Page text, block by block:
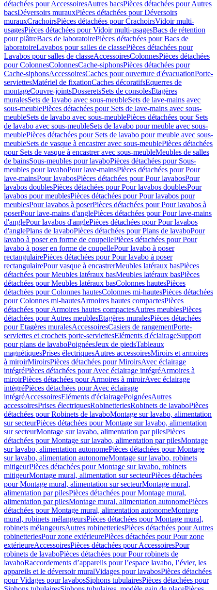
détachées pour AccessoiresAutres bacsPièces détachées pour Autres
bacsDéversoirs murauxPièces détachées pour Déversoirs
murauxCrachoirsPièces détachées pour CrachoirsVidoir multi-
usagesPièces détachées pour Vidoir multi-usagesBacs de rétention
pour plâtreBacs de laboratoirePièces détachées pour Bacs de
laboratoireLavabos pour salles de classePièces détachées pour
Lavabos pour salles de classeAccessoiresColonnesPièces détachées
pour ColonnesColonnesCache-siphonsPièces détachées pour
Cache-siphonsAccessoiresCaches pour ouverture d'évacuationPorte-
serviettesMatériel de fixationCaches décoratifsEquerres de
montageCouvre-jointsDosseretsSets de consolesEtagères
muralesSets de lavabo avec sous-meubleSets de lave-mains avec
sous-meublePièces détachées pour Sets de lave-mains avec sous-
meubleSets de lavabo avec sous-meublePièces détachées pour Sets
de lavabo avec sous-meubleSets de lavabo pour meuble avec sous-
meublePièces détachées pour Sets de lavabo pour meuble avec sous-
meubleSets de vasque à encastrer avec sous-meublePièces détachées
pour Sets de vasque à encastrer avec sous-meubleMeubles de salles
de bainsSous-meubles pour lavaboPièces détachées pour Sous-
meubles pour lavaboPour lave-mainsPièces détachées pour Pour
lave-mainsPour lavabosPièces détachées pour Pour lavabosPour
lavabos doublesPièces détachées pour Pour lavabos doublesPour
lavabos pour meublesPièces détachées pour Pour lavabos pour
meublesPour lavabos à poserPièces détachées pour Pour lavabos à
poserPour lave-mains d'anglePièces détachées pour Pour lave-mains
d'anglePour lavabos d'anglePièces détachées pour Pour lavabos
d'anglePlans de lavaboPièces détachées pour Plans de lavaboPour
lavabo à poser en forme de coupellePièces détachées pour Pour
lavabo à poser en forme de coupellePour lavabo à poser
rectangulairePièces détachées pour Pour lavabo à poser
rectangulairePour vasque à encastrerMeubles latéraux basPièces
détachées pour Meubles latéraux basMeubles latéraux basPièces
détachées pour Meubles latéraux basColonnes hautesPièces
détachées pour Colonnes hautesColonnes mi-hautesPièces détachées
pour Colonnes mi-hautesArmoires hautes compactesPièces
détachées pour Armoires hautes compactesAutres meublesPièces
détachées pour Autres meublesEtagères muralesPièces détachées
pour Etagères muralesAccessoiresCasiers de rangementPorte-
serviettes et crochets porte-serviettesEléments d'éclairageSupport
pour plans de lavaboPoignéesJeux de piedsTableaux
magnétiquesPrises électriquesAutres accessoiresMiroirs et armoires
à miroirMiroirsPièces détachées pour MiroirsAvec éclairage
intégréPièces détachées pour Avec éclairage intégréArmoires à
miroirPièces détachées pour Armoires à miroirAvec éclairage
intégréPièces détachées pour Avec éclairage
intégréAccessoiresEléments d'éclairagePoignéesAutres
accessoiresPrises électriquesRobinetteriesRobinets de lavaboPièces
détachées pour Robinets de lavaboMontage sur lavabo, alimentation
sur secteurPièces détachées pour Montage sur lavabo, alimentation
sur secteurMontage sur lavabo, alimentation par pilesPièces
détachées pour Montage sur lavabo, alimentation par pilesMontage
sur lavabo, alimentation autonomePièces détachées pour Montage
sur lavabo, alimentation autonomeMontage sur lavabo, robinets
mitigeurPièces détachées pour Montage sur lavabo, robinets
mitigeurMontage mural, alimentation sur secteurPièces détachées
pour Montage mural, alimentation sur secteurMontage mural,
alimentation par pilesPièces détachées pour Montage mural,
alimentation par pilesMontage mural, alimentation autonomePièces
détachées pour Montage mural, alimentation autonomeMontage
mural, robinets mélangeursPièces détachées pour Montage mural,
robinets mélangeursAutres robinetteriesPièces détachées pour Autres
robinetteriesPour zone extérieurePièces détachées pour Pour zone
extérieureAccessoiresPièces détachées pour AccessoiresPour
robinets de lavaboPièces détachées pour Pour robinets de
lavaboRaccordements d’appareils pour l’espace lavabo, l’évier, les
appareils et le déversoir muralVidages pour lavabosPièces détachées
pour Vidages pour lavabosSiphons tubulairesPièces détachées pour